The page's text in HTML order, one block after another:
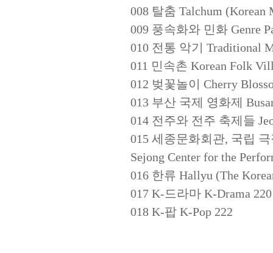
008 탈춤 Talchum (Korean
009 풍속화와 민화 Genre
010 전통 악기 Traditional
011 민속촌 Korean Folk
012 벚꽃놀이 Cherry
013 부산 국제 영화제
014 전주와 전주 축제들
015 세종문화회관, 국립
Sejong Center for the
016 한류 Hallyu (The
017 K-드라마 K-Drama 220
018 K-팝 K-Pop 222